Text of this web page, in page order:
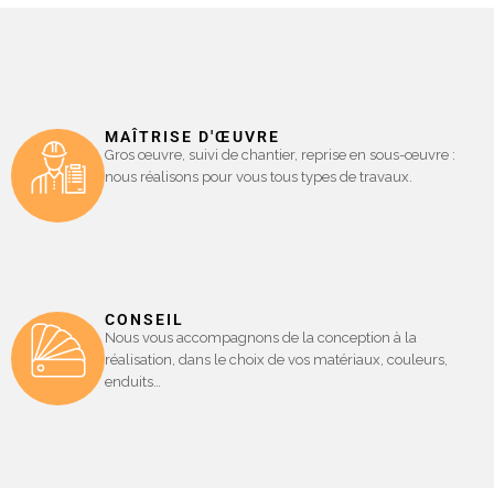
MAÎTRISE D'ŒUVRE
Gros œuvre, suivi de chantier, reprise en sous-œuvre :
nous réalisons pour vous tous types de travaux.
CONSEIL
Nous vous accompagnons de la conception à la
réalisation, dans le choix de vos matériaux, couleurs,
enduits…